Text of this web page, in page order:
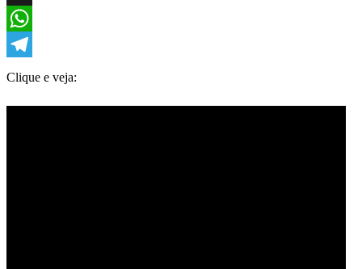
X
WhatsApp
Telegram
Clique e veja: